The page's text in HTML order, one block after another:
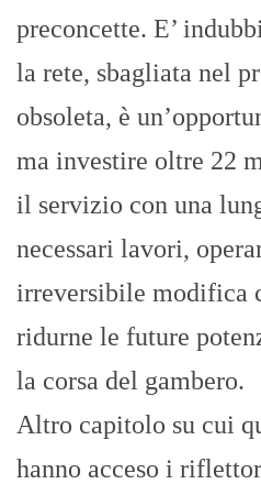
preconcette. E’
la rete, sbagliata nel
obsoleta, è
ma investire oltre 22
il servizio con una
necessari lavori,
irreversibile modifica
ridurne le future
la corsa del gambero.
Altro capitolo su cui
hanno acceso i